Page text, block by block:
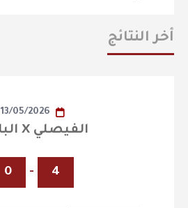
أخر النتائج
13/05/2026
الفيصلي X الباطن
4
-
0